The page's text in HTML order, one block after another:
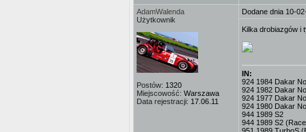
AdamWalenda
Użytkownik
Postów: 1320
Miejscowość: Warszawa
Data rejestracji: 17.06.11
Dodane dnia 10-
Kilka drobiazgów i
IN:
924 1984 Dakar
924 1982 Dakar
924 1977 Dakar
924 1980 Dakar
944 1989 S2
944 1989 S2